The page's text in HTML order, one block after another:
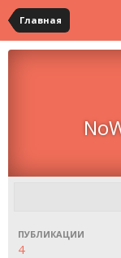
Главная
ПУБЛИКАЦИИ
4